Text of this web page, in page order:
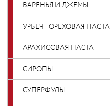
ОПТОВИКАМ
ВАРЕНЬЯ И ДЖЕМЫ
УРБЕЧ - ОРЕХОВАЯ ПАСТА
АРАХИСОВАЯ ПАСТА
СИРОПЫ
СУПЕРФУДЫ